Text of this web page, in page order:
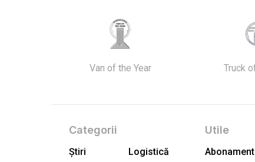
Van of the Year Truck
Categorii
Știri Logistică
Utile